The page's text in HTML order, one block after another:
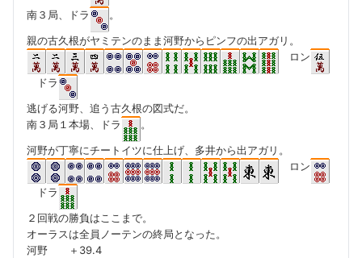
南３局、ドラ
。
親の古久根がヤミテンのまま河野からピンフの出アガリ。
ロン
ドラ
逃げる河野、追う古久根の図式だ。
南３局１本場、ドラ
。
河野が丁寧にチートイツに仕上げ、多井から出アガリ。
ロン
ドラ
２回戦の勝負はここまで。
オーラスは全員ノーテンの終局となった。
河野 ＋39.4